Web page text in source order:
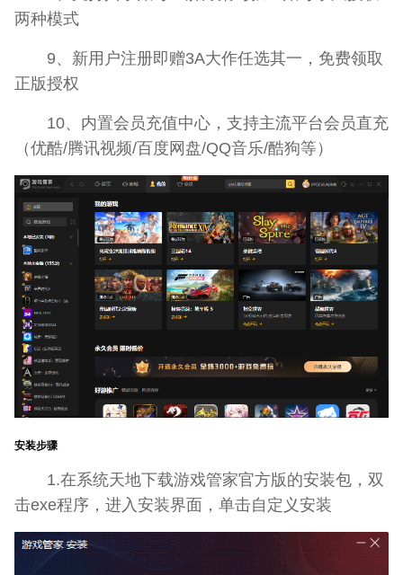
两种模式
9、新用户注册即赠3A大作任选其一，免费领取
正版授权
10、内置会员充值中心，支持主流平台会员直充
（优酷/腾讯视频/百度网盘/QQ音乐/酷狗等）
安装步骤
1.在系统天地下载游戏管家官方版的安装包，双
击exe程序，进入安装界面，单击自定义安装